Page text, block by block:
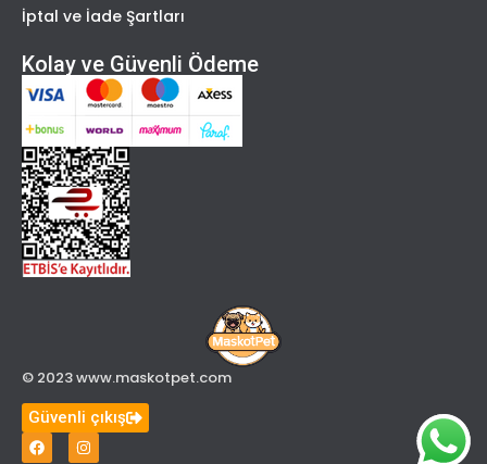
İptal ve İade Şartları
Kolay ve Güvenli Ödeme
© 2023 www.maskotpet.com
Güvenli çıkış